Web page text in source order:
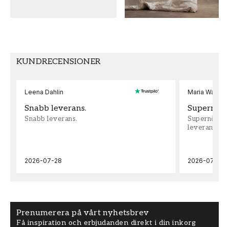
KOLLEKTION
KUNDRECENSIONER
Leena Dahlin
Snabb leverans.
Snabb leverans.
2026-07-28
Maria
leveran,
2026-07-22
Prenumerera på vårt nyhetsbrev
Få inspiration och erbjudanden direkt i din inkorg